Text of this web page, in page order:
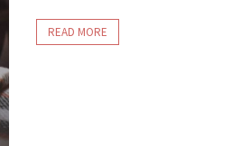
READ MORE